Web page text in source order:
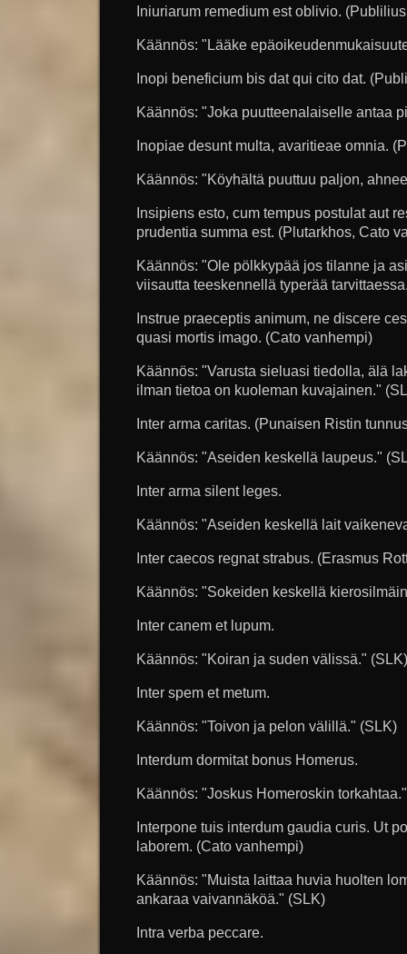
Iniuriarum remedium est oblivio.
Käännös: "Lääke
Inopi beneficium bis dat qui cito dat.
Käännös: "Joka puutteenalaiselle antaa
Inopiae desunt multa, avaritieae omnia.
Käännös: "Köyhältä puuttuu paljon,
Insipiens esto, cum tempus postulat aut
prudentia summa est. (Plutarkhos, Cato
Käännös: "Ole pölkkypää jos tilanne ja
viisautta teeskennellä typerää
Instrue praeceptis animum, ne discere
quasi mortis imago. (Cato vanhempi)
Käännös: "Varusta sieluasi tiedolla, älä
ilman tietoa on kuoleman kuvajainen."
Inter arma caritas. (Punaisen Ristin
Käännös: "Aseiden keskellä laupeus."
Inter arma silent leges.
Käännös: "Aseiden keskellä lait
Inter caecos regnat strabus. (Erasmus
Käännös: "Sokeiden keskellä
Inter canem et lupum.
Käännös: "Koiran ja suden välissä." (SLK)
Inter spem et metum.
Käännös: "Toivon ja pelon välillä." (SLK)
Interdum dormitat bonus Homerus.
Käännös: "Joskus Homeroskin
Interpone tuis interdum gaudia curis. Ut
laborem. (Cato vanhempi)
Käännös: "Muista laittaa huvia huolten
ankaraa vaivannäköä." (SLK)
Intra verba peccare.